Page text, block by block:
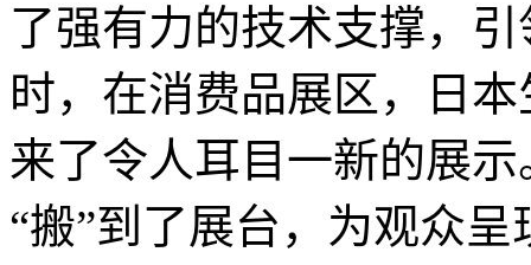
了强有力的技术支撑，
时，在消费品展区，日
来了令人耳目一新的展
“搬”到了展台，为观众